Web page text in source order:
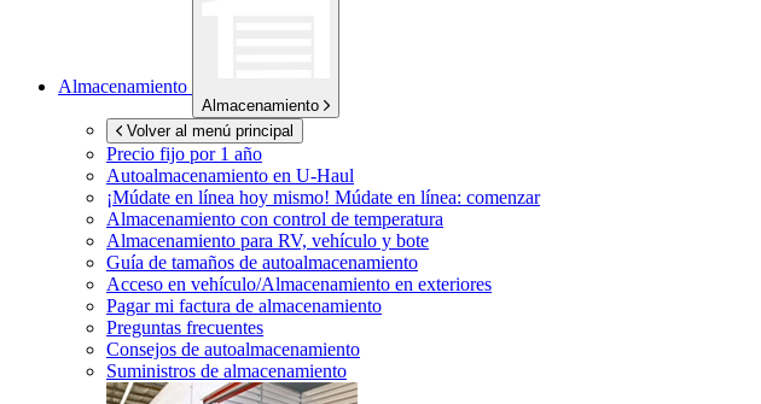
Almacenamiento
Almacenamiento
Volver al menú principal
Precio fijo por 1 año
Autoalmacenamiento en U-Haul
¡Múdate en línea hoy mismo! Múdate en línea: comenzar
Almacenamiento con control de temperatura
Almacenamiento para RV, vehículo y bote
Guía de tamaños de autoalmacenamiento
Acceso en vehículo/Almacenamiento en exteriores
Pagar mi factura de almacenamiento
Preguntas frecuentes
Consejos de autoalmacenamiento
Suministros de almacenamiento